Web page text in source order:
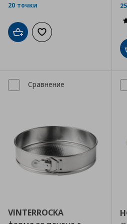
20 точки
Добави в кошницата
Добави към списъка с
Сравнение
VINTERROCKA